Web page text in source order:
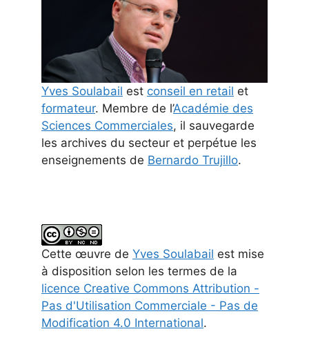
Yves Soulabail est conseil en retail et
formateur. Membre de l’Académie des
Sciences Commerciales, il sauvegarde
les archives du secteur et perpétue les
enseignements de Bernardo Trujillo.
Cette œuvre de Yves Soulabail est mise
à disposition selon les termes de la
licence Creative Commons Attribution -
Pas d'Utilisation Commerciale - Pas de
Modification 4.0 International.